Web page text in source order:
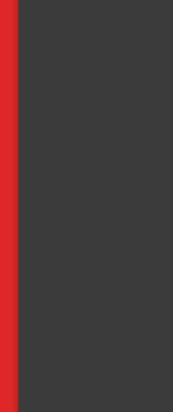
رئيس الهيئة العامة للاعتماد
العليا للاعتماد، حيث وافقت
الاعتماد لعدّة منشآت
من جهار
المعتمدة: «مستشفى
بالزقازيق في الشرقية،
في الإسماعيلية، ومستشفى
لرعاية الأطفال المبتسرين
بالقاهرة، ومستشفى روفان
الطبية المجمعة لأعضاء هيئة
وعيادات الغندور التخصصية
اللجنة نجاح وحدة ومركز طب
في الحصول على شهادة